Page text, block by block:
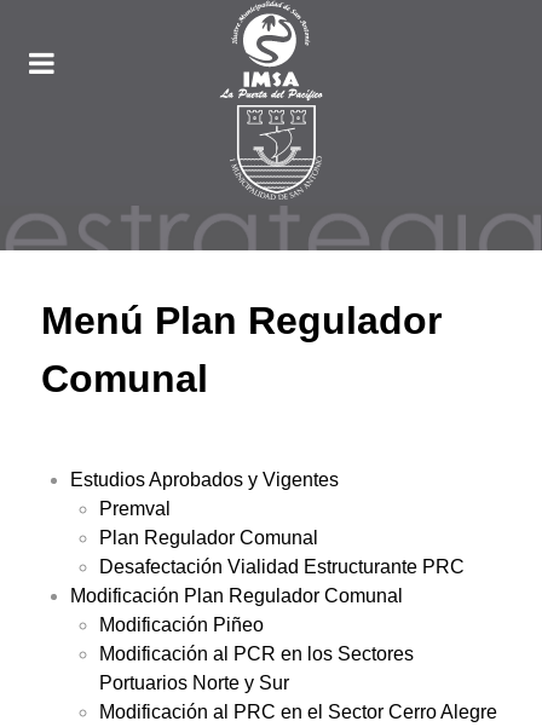
Menú Plan Regulador
Comunal
Estudios Aprobados y Vigentes
Premval
Plan Regulador Comunal
Desafectación Vialidad Estructurante PRC
Modificación Plan Regulador Comunal
Modificación Piñeo
Modificación al PCR en los Sectores
Portuarios Norte y Sur
Modificación al PRC en el Sector Cerro Alegre